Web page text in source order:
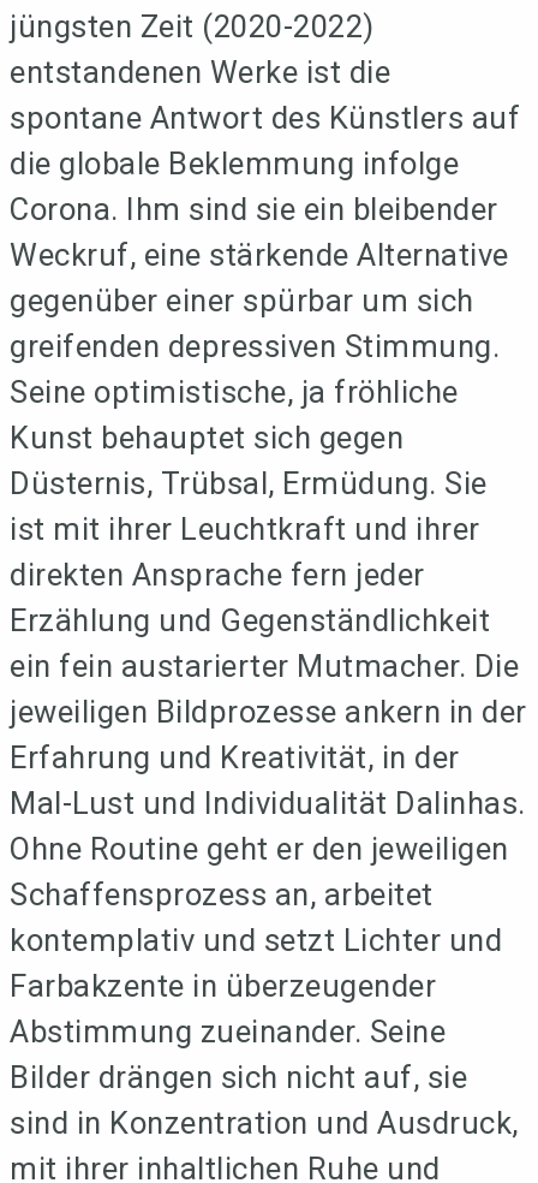
jüngsten Zeit (2020-2022)
entstandenen Werke ist die
spontane Antwort des Künstlers auf
die globale Beklemmung infolge
Corona. Ihm sind sie ein bleibender
Weckruf, eine stärkende Alternative
gegenüber einer spürbar um sich
greifenden depressiven Stimmung.
Seine optimistische, ja fröhliche
Kunst behauptet sich gegen
Düsternis, Trübsal, Ermüdung. Sie
ist mit ihrer Leuchtkraft und ihrer
direkten Ansprache fern jeder
Erzählung und Gegenständlichkeit
ein fein austarierter Mutmacher. Die
jeweiligen Bildprozesse ankern in der
Erfahrung und Kreativität, in der
Mal-Lust und Individualität Dalinhas.
Ohne Routine geht er den jeweiligen
Schaffensprozess an, arbeitet
kontemplativ und setzt Lichter und
Farbakzente in überzeugender
Abstimmung zueinander. Seine
Bilder drängen sich nicht auf, sie
sind in Konzentration und Ausdruck,
mit ihrer inhaltlichen Ruhe und